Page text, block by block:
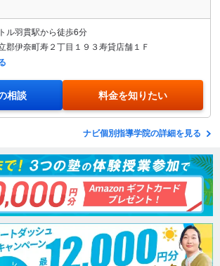
ル羽貫駅から徒歩6分
郡伊奈町寿２丁目１９３寿貸店舗１Ｆ
相談 料金を知りたい
ナビ個別指導学院の詳細を見る